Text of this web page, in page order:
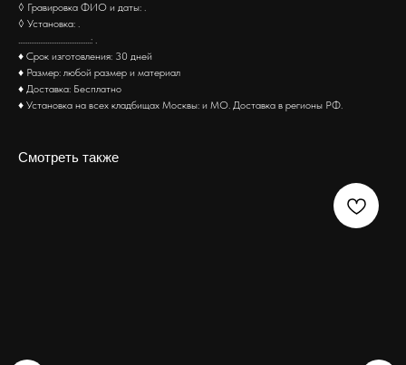
◊ Гравировка ФИО и даты: .
◊ Установка: .
........................................: .
♦ Срок изготовления: 30 дней
♦ Размер: любой размер и материал
♦ Доставка: Бесплатно
♦ Установка на всех кладбищах Москвы: и МО. Доставка в регионы РФ.
Смотреть также